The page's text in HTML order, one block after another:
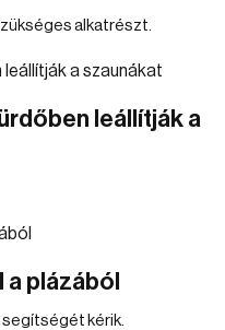
alkatrészt.
leállítják a
plázából
segítségét kérik.